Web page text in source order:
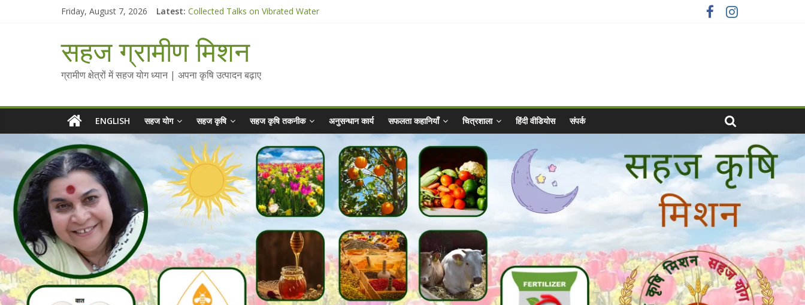
Friday, August 7, 2026 Latest: Collected Talks on Vibrated Water
चैतन्यित जल pdf
Standee Designs @ 2025 for Sahaj Krishi Promotions
Chalo Gaon Ki Or Abhiyaan - 2025-26
सहज ग्रामीण मिशन
ग्रामीण क्षेत्रों में सहज योग ध्यान | अपना कृषि उत्पादन बढ़ाए
ENGLISH सहज योग सहज कृषि सहज कृषि तकनीक अनुसन्धान कार्य सफलता कहानियाँ चित्रशाला हिंदी वीडियोस संपर्क